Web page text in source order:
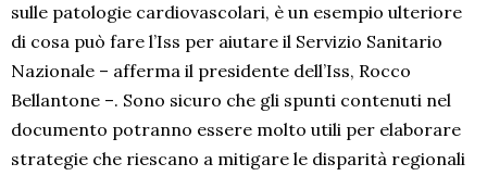
sulle patologie cardiovascolari, è un esempio ulteriore
di cosa può fare l’Iss per aiutare il Servizio Sanitario
Nazionale – afferma il presidente dell’Iss, Rocco
Bellantone –. Sono sicuro che gli spunti contenuti nel
documento potranno essere molto utili per elaborare
strategie che riescano a mitigare le disparità regionali